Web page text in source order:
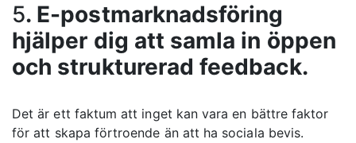
5. E-postmarknadsföring
hjälper dig att samla in öppen
och strukturerad feedback.
Det är ett faktum att inget kan vara en bättre faktor
för att skapa förtroende än att ha sociala bevis.